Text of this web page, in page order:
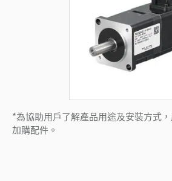
*為協助用戶了解產品用途及安裝方式
加購配件。